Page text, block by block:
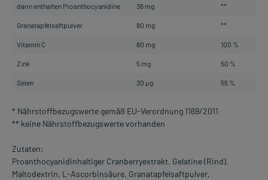
darin enthalten Proanthocyanidine 36 mg **
Granatapfelsaftpulver 80 mg **
Vitamin C 80 mg 100 %
Zink 5 mg 50 %
Selen 30 µg 55 %
* Nährstoffbezugswerte gemäß EU-Verordnung 1169/2011
** keine Nährstoffbezugswerte vorhanden
Zutaten:
Proanthocyanidinhaltiger Cranberryextrakt, Gelatine (Rind),
Maltodextrin, L-Ascorbinsäure, Granatapfelsaftpulver,